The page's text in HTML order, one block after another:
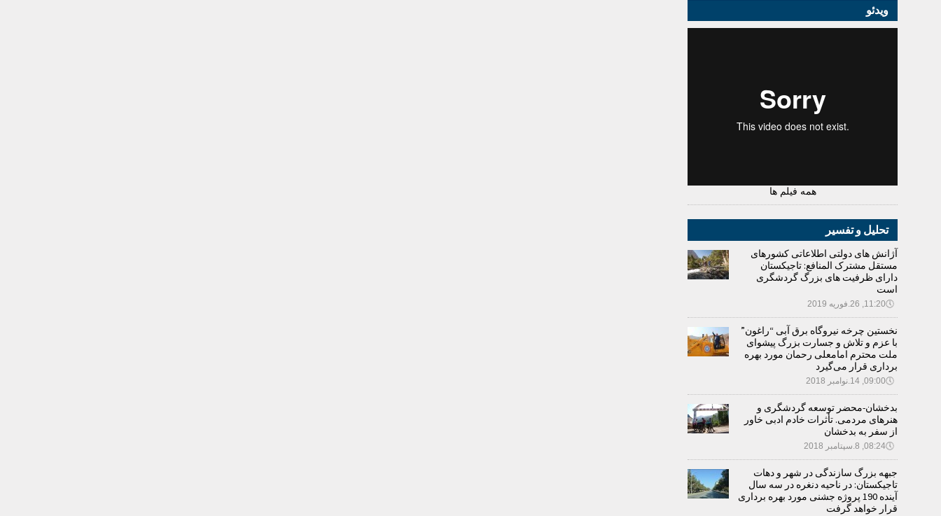
ویدئو
همه فیلم ها
تحلیل و تفسیر
آژانش های دولتی اطلاعاتی کشورهای
مستقل مشترک المنافع: تاجیکستان
دارای ظرفیت های بزرگ گردشگری
است
🕔11:20, 26.فوریه 2019
نخستین چرخه نیروگاه برق آبی “راغون”
با عزم و تلاش و جسارت بزرگ پیشوای
ملت محترم امامعلی رحمان مورد بهره
برداری قرار می‌گیرد
🕔09:00, 14.نوامبر 2018
بدخشان-محضر توسعه گردشگری و
هنرهای مردمی. تأثرات خادم ادبی خاور
از سفر به بدخشان
🕔08:24, 8.سپتامبر 2018
جبهه بزرگ سازندگی در شهر و دهات
تاجیکستان: در ناحیه دنغره در سه سال
آینده 190 پروژه جشنی مورد بهره برداری
قرار خواهد گرفت